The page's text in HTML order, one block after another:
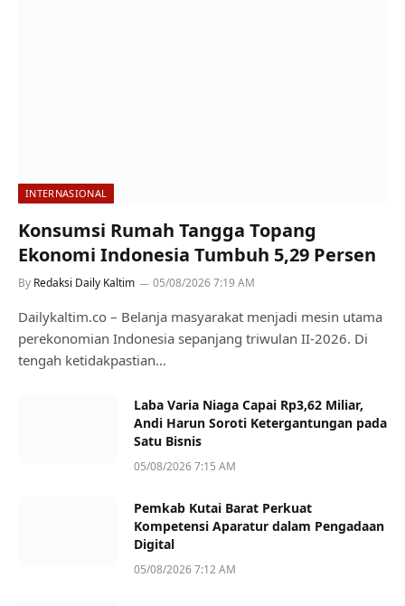
INTERNASIONAL
Konsumsi Rumah Tangga Topang
Ekonomi Indonesia Tumbuh 5,29 Persen
By Redaksi Daily Kaltim 05/08/2026 7:19 AM
Dailykaltim.co – Belanja masyarakat menjadi mesin utama
perekonomian Indonesia sepanjang triwulan II-2026. Di
tengah ketidakpastian…
Laba Varia Niaga Capai Rp3,62 Miliar,
Andi Harun Soroti Ketergantungan pada
Satu Bisnis
05/08/2026 7:15 AM
Pemkab Kutai Barat Perkuat
Kompetensi Aparatur dalam Pengadaan
Digital
05/08/2026 7:12 AM